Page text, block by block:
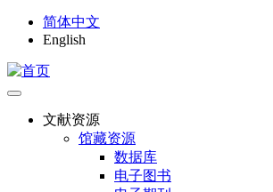
简体中文
English
文献资源
馆藏资源
数据库
电子图书